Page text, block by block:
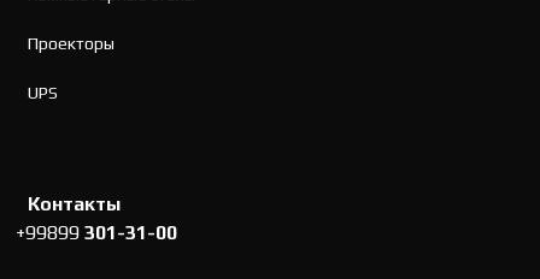
Проекторы
UPS
Контакты
+99899301-31-00